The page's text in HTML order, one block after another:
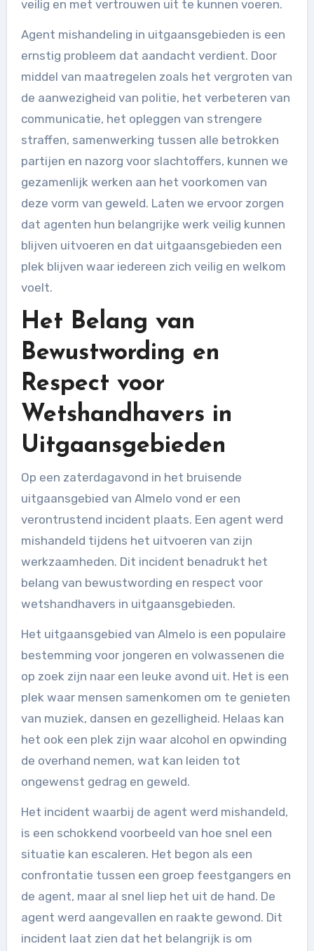
veilig en met vertrouwen uit te kunnen voeren.
Agent mishandeling in uitgaansgebieden is een
ernstig probleem dat aandacht verdient. Door
middel van maatregelen zoals het vergroten van
de aanwezigheid van politie, het verbeteren van
communicatie, het opleggen van strengere
straffen, samenwerking tussen alle betrokken
partijen en nazorg voor slachtoffers, kunnen we
gezamenlijk werken aan het voorkomen van
deze vorm van geweld. Laten we ervoor zorgen
dat agenten hun belangrijke werk veilig kunnen
blijven uitvoeren en dat uitgaansgebieden een
plek blijven waar iedereen zich veilig en welkom
voelt.
Het Belang van
Bewustwording en
Respect voor
Wetshandhavers in
Uitgaansgebieden
Op een zaterdagavond in het bruisende
uitgaansgebied van Almelo vond er een
verontrustend incident plaats. Een agent werd
mishandeld tijdens het uitvoeren van zijn
werkzaamheden. Dit incident benadrukt het
belang van bewustwording en respect voor
wetshandhavers in uitgaansgebieden.
Het uitgaansgebied van Almelo is een populaire
bestemming voor jongeren en volwassenen die
op zoek zijn naar een leuke avond uit. Het is een
plek waar mensen samenkomen om te genieten
van muziek, dansen en gezelligheid. Helaas kan
het ook een plek zijn waar alcohol en opwinding
de overhand nemen, wat kan leiden tot
ongewenst gedrag en geweld.
Het incident waarbij de agent werd mishandeld,
is een schokkend voorbeeld van hoe snel een
situatie kan escaleren. Het begon als een
confrontatie tussen een groep feestgangers en
de agent, maar al snel liep het uit de hand. De
agent werd aangevallen en raakte gewond. Dit
incident laat zien dat het belangrijk is om